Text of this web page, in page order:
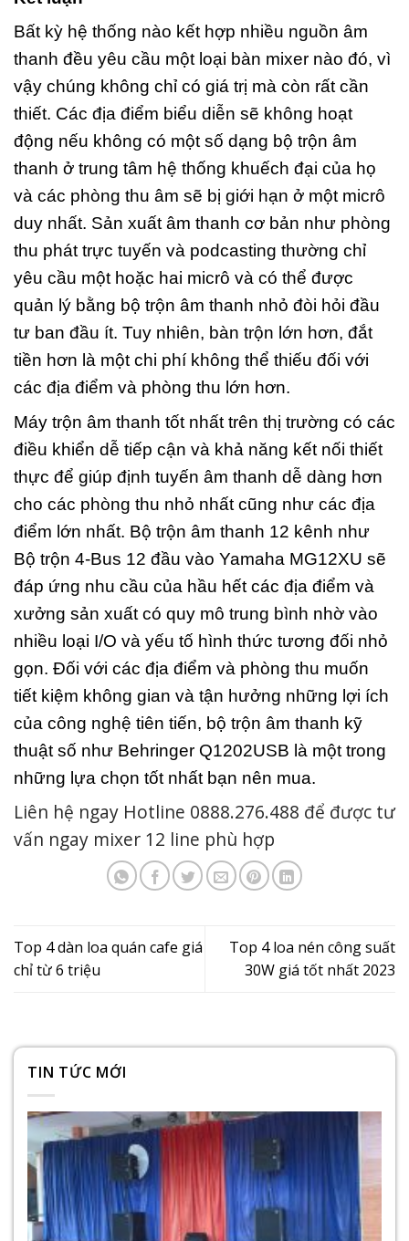
Bất kỳ hệ thống nào kết hợp nhiều nguồn âm
thanh đều yêu cầu một loại bàn mixer nào đó, vì
vậy chúng không chỉ có giá trị mà còn rất cần
thiết. Các địa điểm biểu diễn sẽ không hoạt
động nếu không có một số dạng bộ trộn âm
thanh ở trung tâm hệ thống khuếch đại của họ
và các phòng thu âm sẽ bị giới hạn ở một micrô
duy nhất. Sản xuất âm thanh cơ bản như phòng
thu phát trực tuyến và podcasting thường chỉ
yêu cầu một hoặc hai micrô và có thể được
quản lý bằng bộ trộn âm thanh nhỏ đòi hỏi đầu
tư ban đầu ít. Tuy nhiên, bàn trộn lớn hơn, đắt
tiền hơn là một chi phí không thể thiếu đối với
các địa điểm và phòng thu lớn hơn.
Máy trộn âm thanh tốt nhất trên thị trường có các
điều khiển dễ tiếp cận và khả năng kết nối thiết
thực để giúp định tuyến âm thanh dễ dàng hơn
cho các phòng thu nhỏ nhất cũng như các địa
điểm lớn nhất. Bộ trộn âm thanh 12 kênh như
Bộ trộn 4-Bus 12 đầu vào Yamaha MG12XU sẽ
đáp ứng nhu cầu của hầu hết các địa điểm và
xưởng sản xuất có quy mô trung bình nhờ vào
nhiều loại I/O và yếu tố hình thức tương đối nhỏ
gọn. Đối với các địa điểm và phòng thu muốn
tiết kiệm không gian và tận hưởng những lợi ích
của công nghệ tiên tiến, bộ trộn âm thanh kỹ
thuật số như Behringer Q1202USB là một trong
những lựa chọn tốt nhất bạn nên mua.
Liên hệ ngay Hotline 0888.276.488 để được tư
vấn ngay mixer 12 line phù hợp
Top 4 dàn loa quán cafe giá
chỉ từ 6 triệu
Top 4 loa nén công suất
30W giá tốt nhất 2023
TIN TỨC MỚI